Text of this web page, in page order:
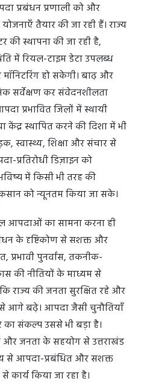
प्रबंधन प्रणाली को और
तैयार की जा रही हैं। राज्य
की स्थापना की जा रही है,
में रियल-टाइम डेटा उपलब्ध
हो सकेगी। बाढ़ और
सर्वेक्षण कर संवेदनशीलता
प्रभावित जिलों में स्थायी
केंद्र स्थापित करने की दिशा में भी
स्वास्थ्य, शिक्षा और संचार से
प्रतिरोधी डिज़ाइन को
में किसी भी तरह की
को न्यूनतम किया जा सके।
आपदाओं का सामना करना ही
के दृष्टिकोण से सशक्त और
प्रभावी पुनर्वास, तकनीक-
की नीतियों के माध्यम से
राज्य की जनता सुरक्षित रहे और
से आगे बढ़े। आपदा जैसी चुनौतियाँ
संकल्प उससे भी बड़ा है।
जनता के सहयोग से उत्तराखंड
से आपदा-प्रबंधित और सशक्त
कार्य किया जा रहा है।